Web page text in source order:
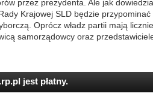
przez prezydenta. Ale jak
Krajowej SLD będzie przypominać
Oprócz władz partii mają
samorządowcy oraz
jest płatny.